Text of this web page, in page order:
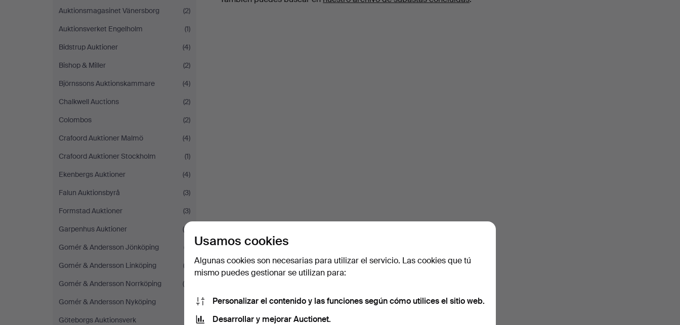
Auktionsmagasinet Vänersborg
(2)
Auktionsverket Engelholm
(1)
Bidstrup Auktioner
(4)
Bishop & Miller
(2)
Björnssons Auktionskammare
(4)
Chalkwell Auctions
(2)
Colombos
(2)
Crafoord Auktioner Malmö
(4)
Crafoord Auktioner Stockholm
(1)
Ekenbergs Auktioner
(4)
Falun Auktionsbyrå
(3)
Formstad Auktioner
(3)
Garpenhus Auktioner
(5)
Gomér & Andersson Jönköping
(7)
Gomér & Andersson Linköping
(3)
Gomér & Andersson Norrköping
(4)
Gomér & Andersson Nyköping
Göteborgs Auktionsverk
Usamos cookies
Algunas cookies son necesarias para utilizar el servicio. Las cookies que tú
mismo puedes gestionar se utilizan para:
Personalizar el contenido y las funciones según cómo utilices el sitio web.
Desarrollar y mejorar Auctionet.